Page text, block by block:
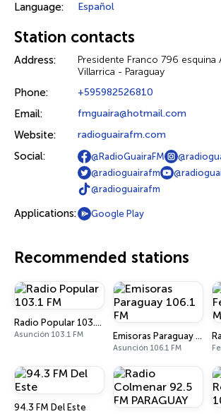
Language: Español
Station contacts
Address:
Presidente Franco 796 esquina
Villarrica - Paraguay
Phone: +595982526810
Email: fmguaira@hotmail.com
Website: radioguairafm.com
Social: @RadioGuairaFM
@radioguairafm
@radioguairafm
Applications: Google Play
Recommended stations
Radio Popular 103.1 FM
Asunción 103.1 FM Emisoras Paraguay 106.1 FM
Asunción 106.1 FM
94.3 FM Del Este